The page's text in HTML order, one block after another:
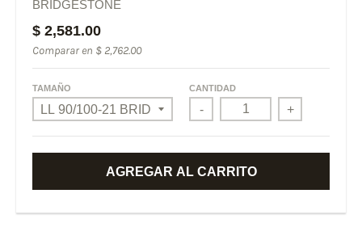
BRIDGESTONE
$ 2,581.00
Comparar en $ 2,762.00
TAMAÑO CANTIDAD
- +
AGREGAR AL CARRITO